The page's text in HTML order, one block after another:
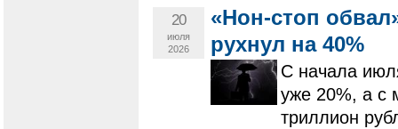
20
июля
2026
«Нон-стоп
рухнул на 40%
С начала
уже 20%, а с
триллион